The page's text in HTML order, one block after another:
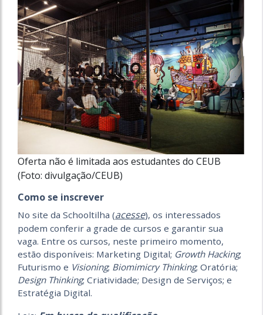
Oferta não é limitada aos estudantes do CEUB
(Foto: divulgação/CEUB)
Como se inscrever
No site da Schooltilha (acesse), os interessados
podem conferir a grade de cursos e garantir sua
vaga. Entre os cursos, neste primeiro momento,
estão disponíveis: Marketing Digital; Growth Hacking;
Futurismo e Visioning; Biomimicry Thinking; Oratória;
Design Thinking; Criatividade; Design de Serviços; e
Estratégia Digital.